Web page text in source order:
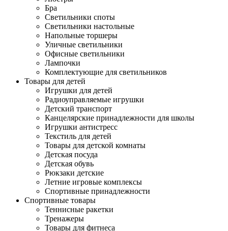
Бра
Светильники споты
Светильники настольные
Напольные торшеры
Уличные светильники
Офисные светильники
Лампочки
Комплектующие для светильников
Товары для детей
Игрушки для детей
Радиоуправляемые игрушки
Детский транспорт
Канцелярские принадлежности для школы
Игрушки антистресс
Текстиль для детей
Товары для детской комнаты
Детская посуда
Детская обувь
Рюкзаки детские
Летние игровые комплексы
Спортивные принадлежности
Спортивные товары
Теннисные ракетки
Тренажеры
Товары для фитнеса